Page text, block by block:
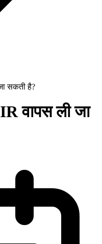
सकती है?
वापस ली जा